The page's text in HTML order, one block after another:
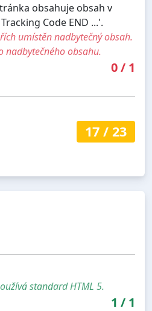
obsahuje obsah v
Code END ...'.
umístěn nadbytečný obsah.
nadbytečného obsahu.
0/ 1
17/ 23
standard HTML 5.
1 / 1